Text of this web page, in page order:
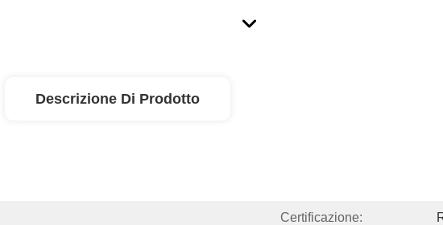
Descrizione Di Prodotto
Certificazione: